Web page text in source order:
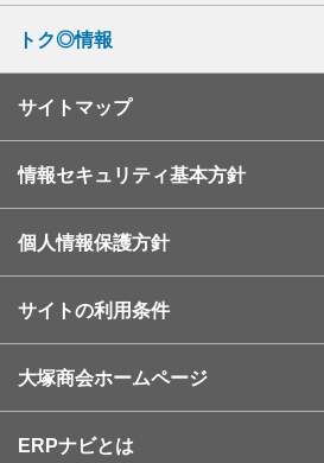
トク◎情報
サイトマップ
情報セキュリティ基本方針
個人情報保護方針
サイトの利用条件
大塚商会ホームページ
ERPナビとは